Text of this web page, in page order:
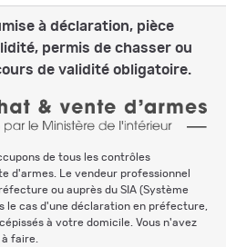
à déclaration, pièce
permis de chasser ou
de validité obligatoire.
de tous les contrôles
d'armes. Le vendeur professionnel
ou auprès du SIA (Système
le cas d'une déclaration en préfecture,
à votre domicile. Vous n'avez
faire.